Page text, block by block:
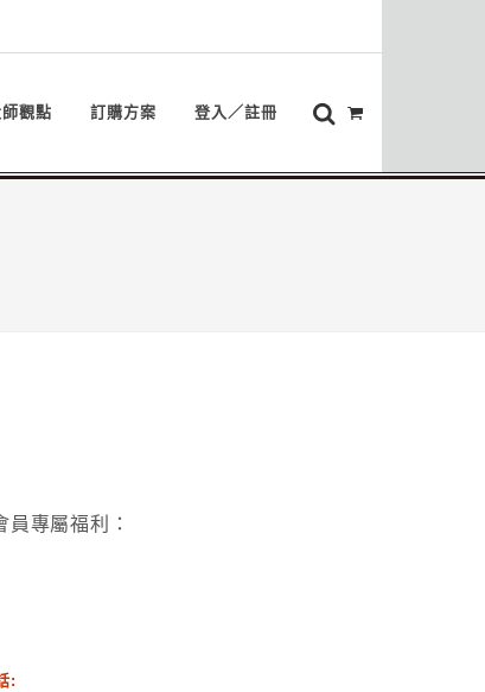
觀點 訂購方案 登入／註冊
專屬福利：
: